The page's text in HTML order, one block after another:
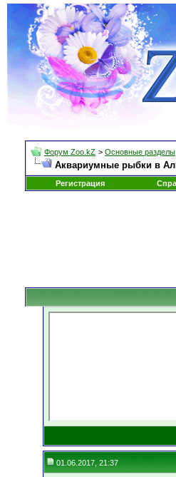
Форум Zoo.kZ > Основные разделы
Аквариумные рыбки в
Регистрация
01.06.2017, 21:37